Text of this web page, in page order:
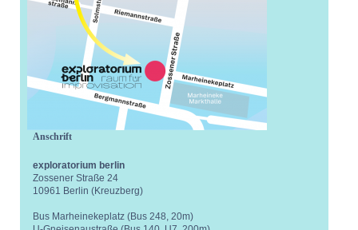
Anschrift
exploratorium berlin
Zossener Straße 24
10961 Berlin (Kreuzberg)
Bus Marheinekeplatz (Bus 248, 20m)